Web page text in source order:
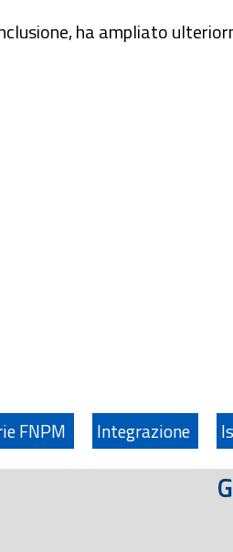
ha ampliato
FNPM Integrazione